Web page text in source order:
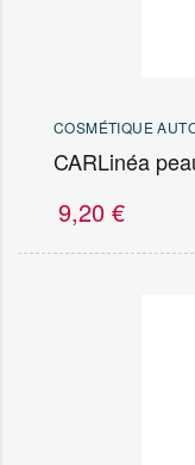
COSMÉTIQUE
CARLinéa
9,20 €